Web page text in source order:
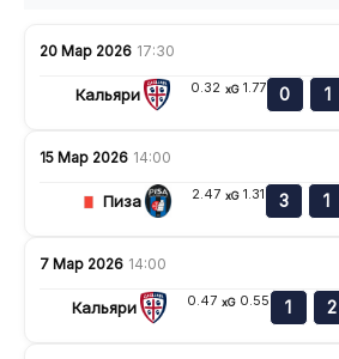
20 Мар 2026 17:30
Кальяри 0.32 xG 1.77 0 1
15 Мар 2026 14:00
Пиза 2.47 xG 1.31 3 1
7 Мар 2026 14:00
Кальяри 0.47 xG 0.55 1 2